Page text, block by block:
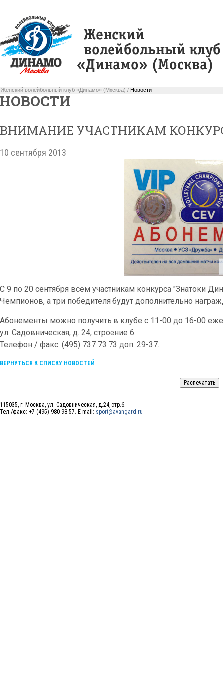
Женский волейбольный клуб «Динамо» (Москва) / Новости
НОВОСТИ
ВНИМАНИЕ УЧАСТНИКАМ
10 сентября 2013
С 9 по 20 сентября всем участникам конкурса "Знатоки
Чемпионов, а три победителя будут дополнительно
Абонементы можно получить в клубе с 11-00 до 16-00
ул. Садовническая, д. 24, строение 6.
Телефон / факс: (495) 737 73 73 доп. 29-37.
ВЕРНУТЬСЯ К СПИСКУ НОВОСТЕЙ
115035, г. Москва, ул. Садовническая, д.24, стр.6.
Тел./факс: +7 (495) 980-98-57. E-mail: sport@avangard.ru